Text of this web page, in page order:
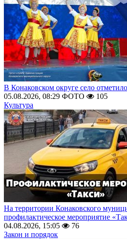
В Конаковском округе село
05.08.2026, 08:29 ФОТО
105
Культура
На территории Конаковского
профилактическое мероприятие
04.08.2026, 15:05
76
Закон и порядок